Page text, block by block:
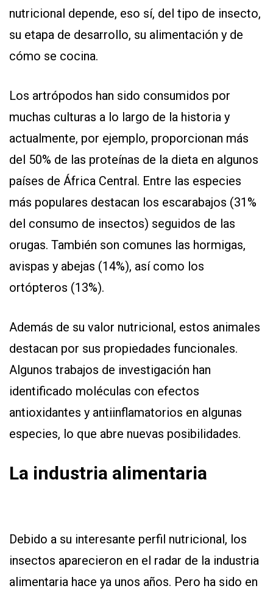
nutricional depende, eso sí, del tipo de insecto,
su etapa de desarrollo, su alimentación y de
cómo se cocina.
Los artrópodos han sido consumidos por
muchas culturas a lo largo de la historia y
actualmente, por ejemplo, proporcionan más
del 50% de las proteínas de la dieta en algunos
países de África Central. Entre las especies
más populares destacan los escarabajos (31%
del consumo de insectos) seguidos de las
orugas. También son comunes las hormigas,
avispas y abejas (14%), así como los
ortópteros (13%).
Además de su valor nutricional, estos animales
destacan por sus propiedades funcionales.
Algunos trabajos de investigación han
identificado moléculas con efectos
antioxidantes y antiinflamatorios en algunas
especies, lo que abre nuevas posibilidades.
La industria alimentaria
Debido a su interesante perfil nutricional, los
insectos aparecieron en el radar de la industria
alimentaria hace ya unos años. Pero ha sido en